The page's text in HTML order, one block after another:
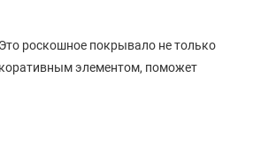
роскошное покрывало не только
элементом, поможет